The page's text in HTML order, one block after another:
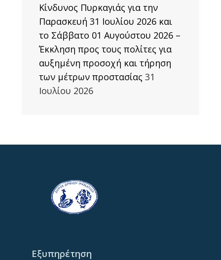
Κίνδυνος Πυρκαγιάς για την
Παρασκευή 31 Ιουλίου 2026 και
το Σάββατο 01 Αυγούστου 2026 –
Έκκληση προς τους πολίτες για
αυξημένη προσοχή και τήρηση
των μέτρων προστασίας 31
Ιουλίου 2026
Εξυπηρέτηση